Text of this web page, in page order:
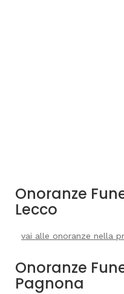
Onoranze
Lecco
vai alle onoranze nella
Onoranze
Pagnona